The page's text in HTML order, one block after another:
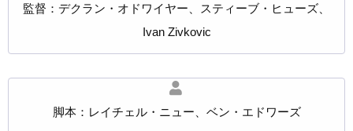
監督：デクラン・オドワイヤー、スティーブ・ヒューズ、
Ivan Zivkovic
脚本：レイチェル・ニュー、ベン・エドワーズ